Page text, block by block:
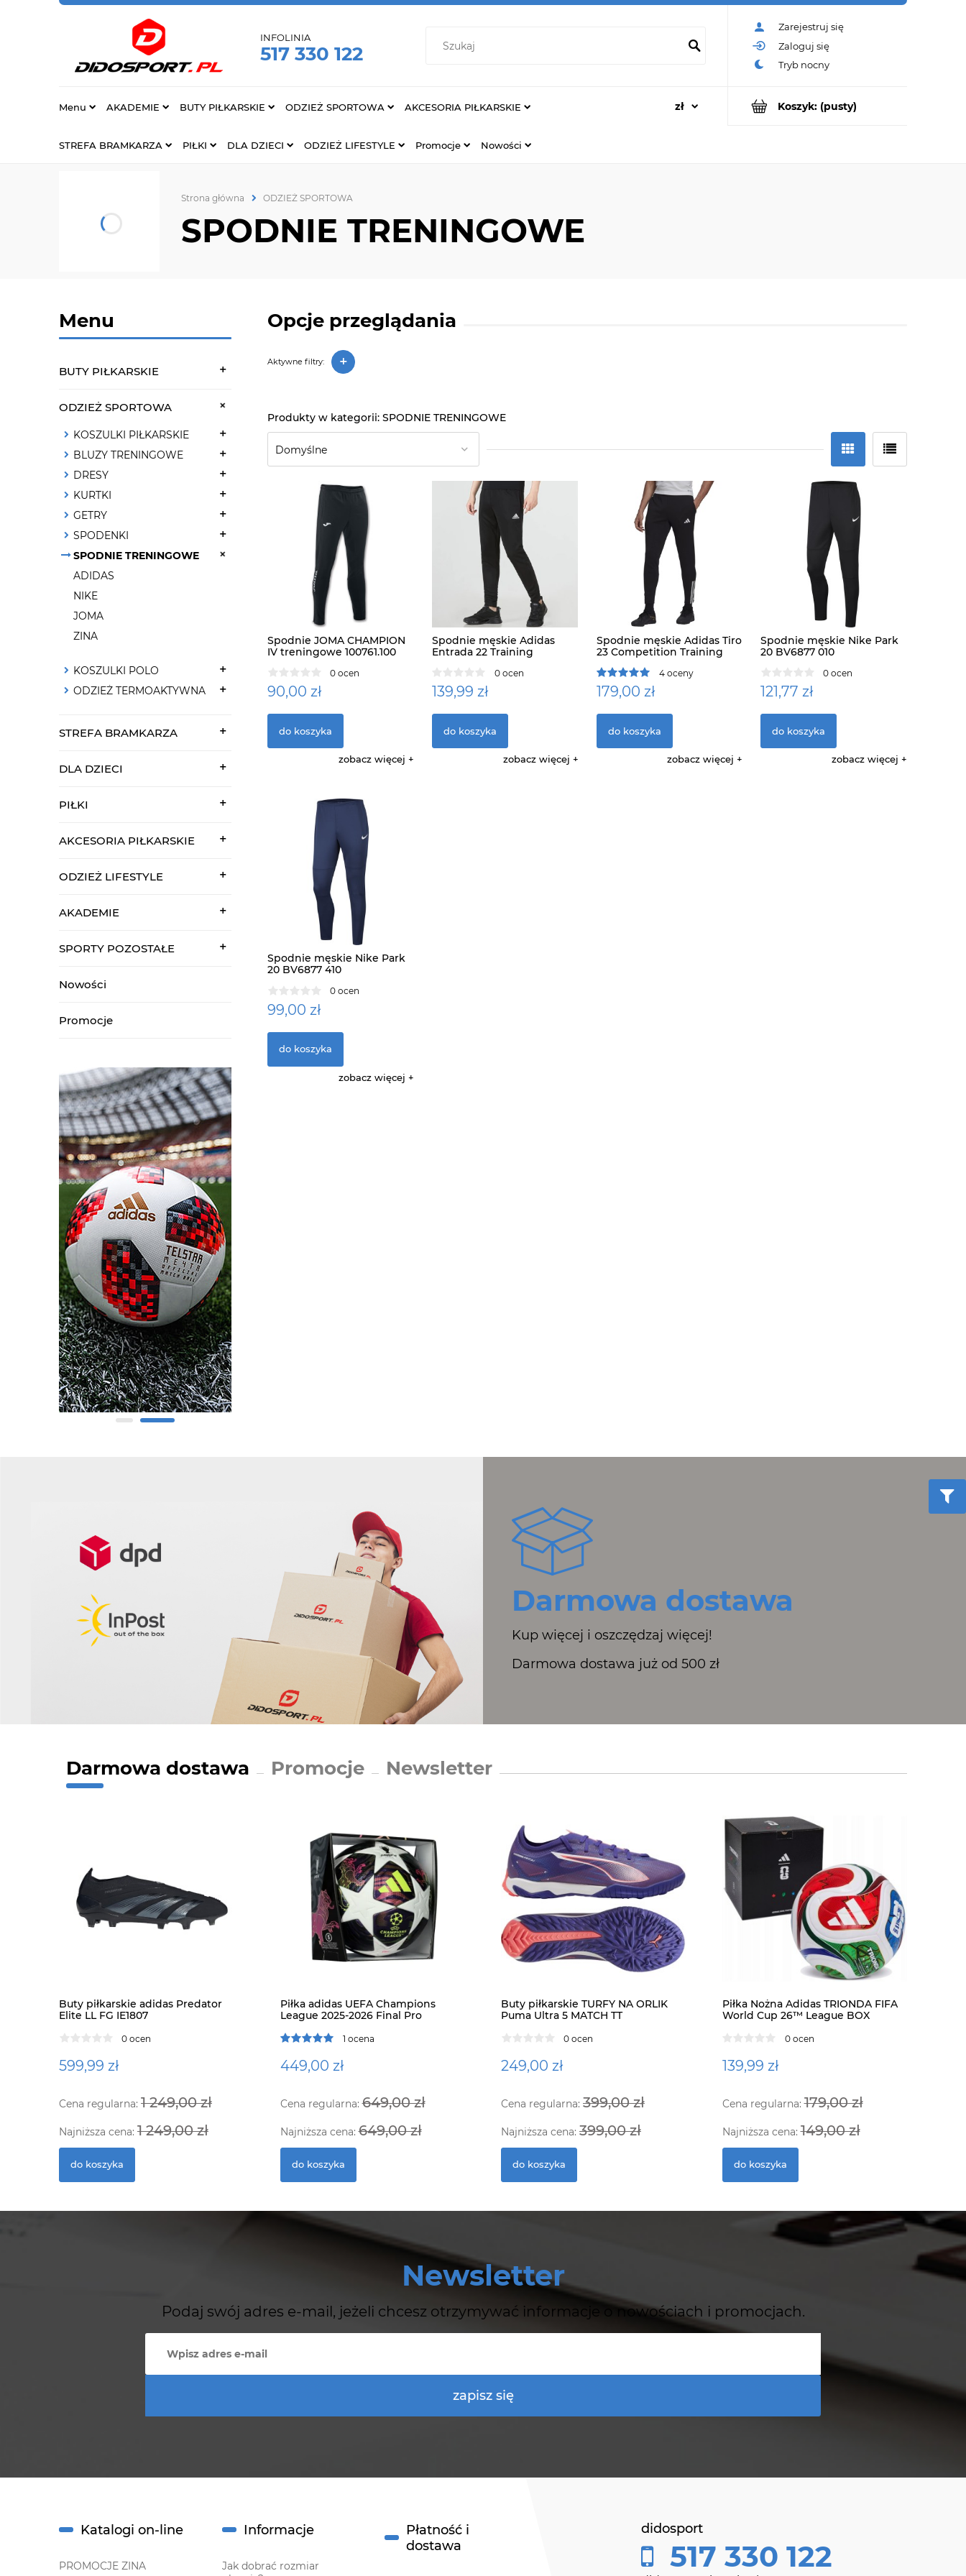
Zarejestruj się
Zaloguj się
INFOLINIA
517 330 122
Koszyk: (pusty)
Menu AKADEMIE BUTY PIŁKARSKIE ODZIEŻ SPORTOWA AKCESORIA PIŁKARSKIE
STREFA BRAMKARZA PIŁKI DLA DZIECI ODZIEŻ LIFESTYLE Promocje Nowości
Strona główna ODZIEŻ SPORTOWA
SPODNIE TRENINGOWE
Menu
BUTY PIŁKARSKIE
ODZIEŻ SPORTOWA
KOSZULKI PIŁKARSKIE
BLUZY TRENINGOWE
DRESY
KURTKI
GETRY
SPODENKI
SPODNIE TRENINGOWE
ADIDAS
NIKE
JOMA
ZINA
KOSZULKI POLO
ODZIEŻ TERMOAKTYWNA
STREFA BRAMKARZA
DLA DZIECI
PIŁKI
AKCESORIA PIŁKARSKIE
ODZIEŻ LIFESTYLE
AKADEMIE
SPORTY POZOSTAŁE
Nowości
Promocje
Opcje przeglądania
Aktywne filtry: +
SPODNIE TRENINGOWE
Spodnie JOMA CHAMPION
IV treningowe 100761.100
0 ocen
90,00 zł
do koszyka
zobacz więcej
Spodnie męskie Adidas
Entrada 22 Training
0 ocen
139,99 zł
do koszyka
zobacz więcej
Spodnie męskie Adidas Tiro
23 Competition Training
4 oceny
179,00 zł
do koszyka
zobacz więcej
Spodnie męskie Nike Park
20 BV6877 010
0 ocen
121,77 zł
do koszyka
zobacz więcej
Spodnie męskie Nike Park
20 BV6877 410
0 ocen
99,00 zł
do koszyka
zobacz więcej
Darmowa dostawa
Kup więcej i oszczędzaj więcej!
Darmowa dostawa już od 500 zł
Darmowa dostawa Promocje Newsletter
Buty piłkarskie adidas Predator
Elite LL FG IE1807
0 ocen
599,99 zł
Cena regularna: 1 249,00 zł
Najniższa cena: 1 249,00 zł
do koszyka
Piłka adidas UEFA Champions
League 2025-2026 Final Pro
1 ocena
449,00 zł
Cena regularna:649,00 zł
Najniższa cena:649,00 zł
do koszyka
Buty piłkarskie TURFY NA ORLIK
Puma Ultra 5 MATCH TT
0 ocen
249,00 zł
Cena regularna: 399,00 zł
Najniższa cena: 399,00 zł
do koszyka
Piłka Nożna Adidas TRIONDA FIFA
World Cup 26™ League BOX
0 ocen
139,99 zł
Cena regularna:179,00 zł
Najniższa cena:149,00 zł
do koszyka
Newsletter
Podaj swój adres e-mail, jeżeli chcesz otrzymywać informacje o nowościach i promocjach.
zapisz się
didosport
517 330 122
Katalogi on-line
PROMOCJE ZINA
Informacje
Jak dobrać rozmiar
Płatność i
dostawa